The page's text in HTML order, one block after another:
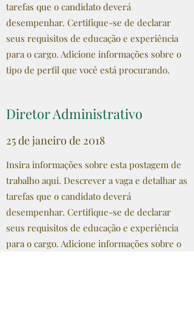
tarefas que o candidato deverá
desempenhar. Certifique-se de declarar
seus requisitos de educação e experiência
para o cargo. Adicione informações sobre o
tipo de perfil que você está procurando.
Diretor Administrativo
25 de janeiro de 2018
Insira informações sobre esta postagem de
trabalho aqui. Descrever a vaga e detalhar as
tarefas que o candidato deverá
desempenhar. Certifique-se de declarar
seus requisitos de educação e experiência
para o cargo. Adicione informações sobre o